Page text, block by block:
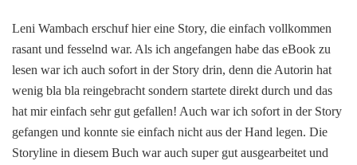
Leni Wambach erschuf hier eine Story, die einfach vollkommen
rasant und fesselnd war. Als ich angefangen habe das eBook zu
lesen war ich auch sofort in der Story drin, denn die Autorin hat
wenig bla bla reingebracht sondern startete direkt durch und das
hat mir einfach sehr gut gefallen! Auch war ich sofort in der Story
gefangen und konnte sie einfach nicht aus der Hand legen. Die
Storyline in diesem Buch war auch super gut ausgearbeitet und